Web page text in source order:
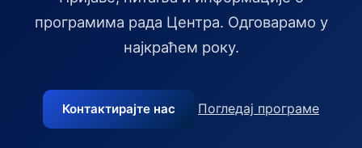
програмима рада Центра. Одговарамо у
најкраћем року.
Контактирајте нас Погледај програме